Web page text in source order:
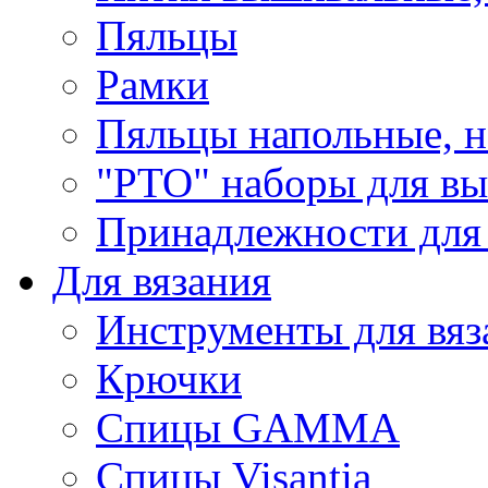
Пяльцы
Рамки
Пяльцы напольные,
"РТО" наборы для
Принадлежности
Для вязания
Инструменты для
Крючки
Спицы GAMMA
Спицы Visantia